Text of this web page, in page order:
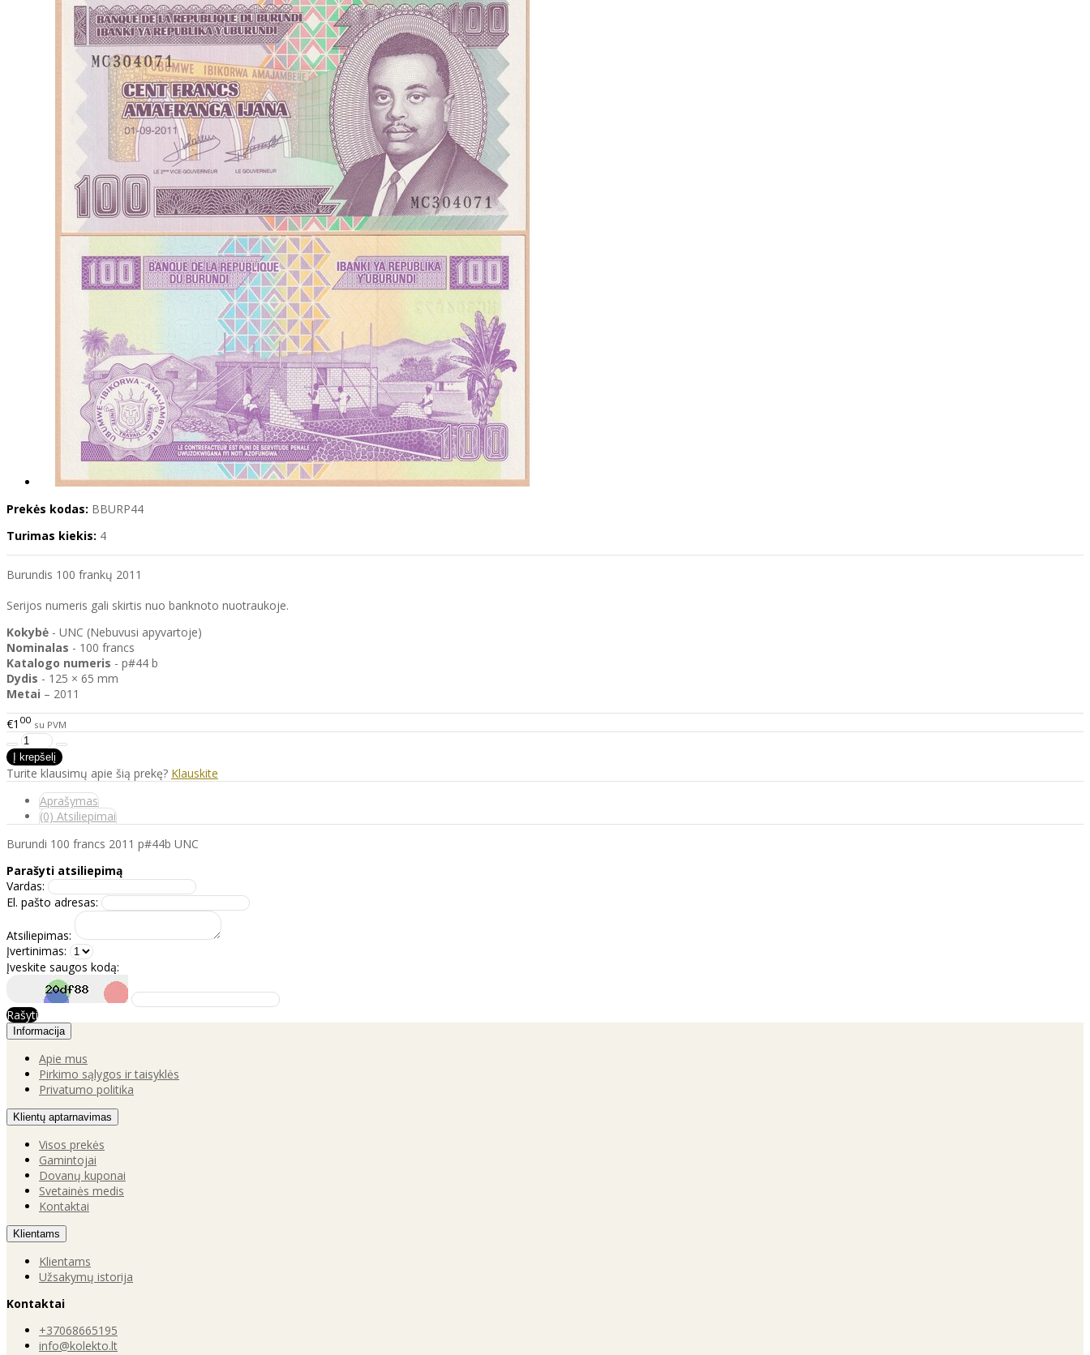
Prekės kodas: BBURP44
Turimas kiekis: 4
Burundis 100 frankų 2011
Serijos numeris gali skirtis nuo banknoto nuotraukoje.
Kokybė - UNC (Nebuvusi apyvartoje)
Nominalas - 100 francs
Katalogo numeris - p#44 b
Dydis - 125 × 65 mm
Metai – 2011
€1 00 su PVM
Turite klausimų apie šią prekę? Klauskite
Aprašymas
(0) Atsiliepimai
Burundi 100 francs 2011 p#44b UNC
Parašyti atsiliepimą
Vardas:
El. pašto adresas:
Atsiliepimas:
Įvertinimas:
Įveskite saugos kodą:
Rašyti
Informacija
Apie mus
Pirkimo sąlygos ir taisyklės
Privatumo politika
Klientų aptarnavimas
Visos prekės
Gamintojai
Dovanų kuponai
Svetainės medis
Kontaktai
Klientams
Klientams
Užsakymų istorija
Kontaktai
+37068665195
info@kolekto.lt